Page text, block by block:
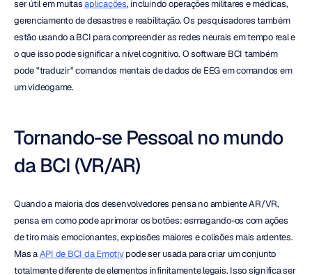
ser útil em muitas aplicações, incluindo operações militares e médicas,
gerenciamento de desastres e reabilitação. Os pesquisadores também
estão usando a BCI para compreender as redes neurais em tempo real e
o que isso pode significar a nível cognitivo. O software BCI também
pode "traduzir" comandos mentais de dados de EEG em comandos em
um videogame.
Tornando-se Pessoal no mundo
da BCI (VR/AR)
Quando a maioria dos desenvolvedores pensa no ambiente AR/VR,
pensa em como pode aprimorar os botões: esmagando-os com ações
de tiro mais emocionantes, explosões maiores e colisões mais ardentes.
Mas a API de BCI da Emotiv pode ser usada para criar um conjunto
totalmente diferente de elementos infinitamente legais. Isso significa ser